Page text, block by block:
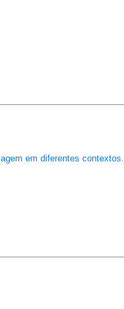
em diferentes contextos.